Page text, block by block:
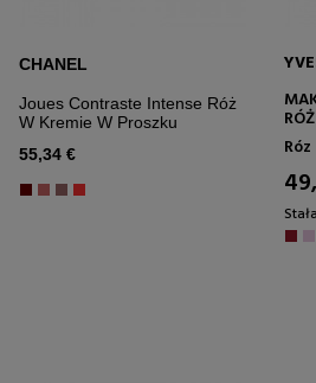
CHANEL
Joues Contraste Intense Róż
W Kremie W Proszku
55,34 €
Róz